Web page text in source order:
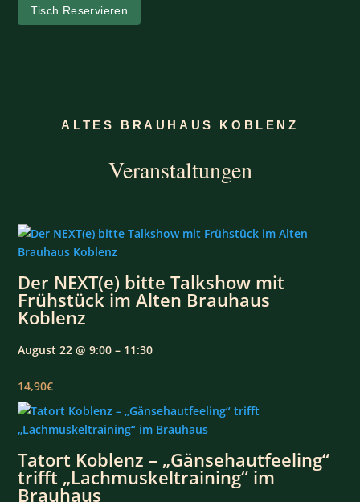
Tisch Reservieren
ALTES BRAUHAUS KOBLENZ
Veranstaltungen
Der NEXT(e) bitte Talkshow mit
Frühstück im Alten Brauhaus
Koblenz
August 22 @ 9:00 – 11:30
14,90€
Tatort Koblenz – „Gänsehautfeeling“
trifft „Lachmuskeltraining“ im
Brauhaus